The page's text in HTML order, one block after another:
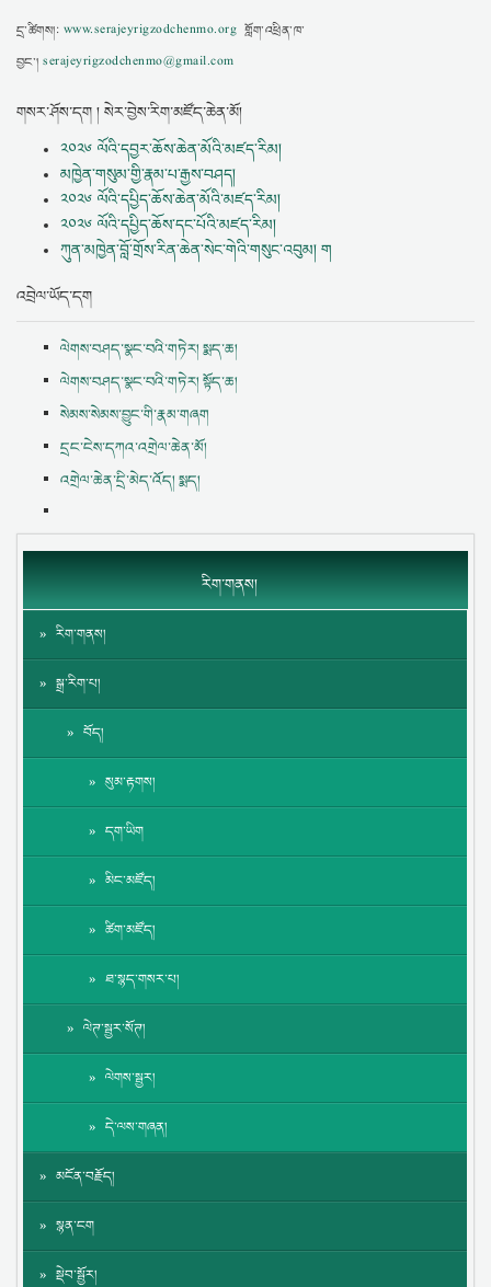
དྲ་ཚིགས།: www.serajeyrigzodchenmo.org གློག་འཕྲིན་ཁ་
བྱང་།serajeyrigzodchenmo@gmail.com
གསར་ཤོས་དག ། སེར་བྱེས་རིག་མཛོད་ཆེན་མོ།
༢༠༢༦ ལོའི་དབྱར་ཆོས་ཆེན་མོའི་མཛད་རིམ།
མཁྱེན་གསུམ་གྱི་རྣམ་པ་རྒྱས་བཤད།
༢༠༢༦ ལོའི་དཔྱིད་ཆོས་ཆེན་མོའི་མཛད་རིམ།
༢༠༢༦ ལོའི་དཔྱིད་ཆོས་དང་པོའི་མཛད་རིམ།
ཀུན་མཁྱེན་བློ་གྲོས་རིན་ཆེན་སེང་གེའི་གསུང་འབུམ། ག
འབྲེལ་ཡོད་དག
ལེགས་བཤད་སྣང་བའི་གཏེར། སྨད་ཆ།
ལེགས་བཤད་སྣང་བའི་གཏེར། སྟོད་ཆ།
སེམས་སེམས་བྱུང་གི་རྣམ་གཞག
དྲང་ངེས་དཀའ་འགྲེལ་ཆེན་མོ།
འགྲེལ་ཆེན་དྲི་མེད་འོད། སྨད།
རིག་གནས།
རིག་གནས།
སྒྲ་རིག་པ།
བོད།
སུམ་རྟགས།
དག་ཡིག
མིང་མཛོད།
ཚིག་མཛོད།
ཐ་སྙད་གསར་པ།
ལེཊ་སྦྱར་སོཊ།
ལེགས་སྦྱར།
དེ་ལས་གཞན།
མངོན་བརྗོད།
སྙན་ངག
སྡེབ་སྦྱོར།